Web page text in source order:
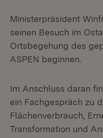
Ministerpräsident
seinen Besuch im
Ortsbegehung des
ASPEN beginnen.
Im Anschluss daran
ein Fachgespräch zu
Flächenverbrauch,
Transformation und